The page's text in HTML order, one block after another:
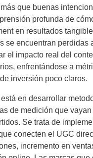
que buenas
profunda de
en resultados
se encuentran perdidas
el impacto real del
enfrentándose a
inversión poco claros.
está en desarrollar
de medición que
Se trata de
conecten el UGC
incremento en